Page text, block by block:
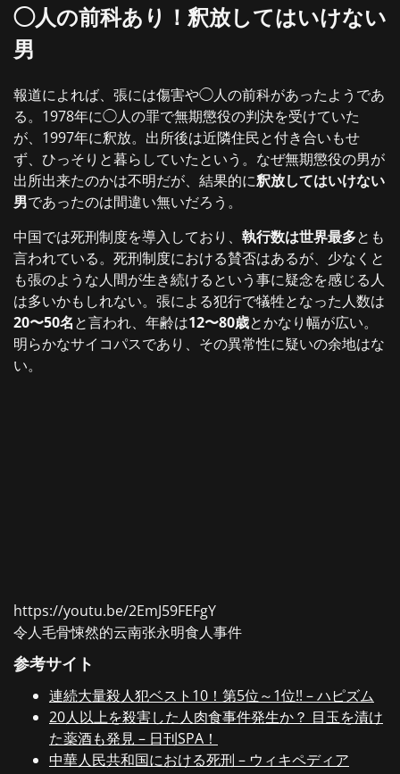
◯人の前科あり！釈放してはいけない
男
報道によれば、張には傷害や◯人の前科があったようであ
る。1978年に◯人の罪で無期懲役の判決を受けていた
が、1997年に釈放。出所後は近隣住民と付き合いもせ
ず、ひっそりと暮らしていたという。なぜ無期懲役の男が
出所出来たのかは不明だが、結果的に釈放してはいけない
男であったのは間違い無いだろう。
中国では死刑制度を導入しており、 執行数は世界最多とも
言われている。死刑制度における賛否はあるが、少なくと
も張のような人間が生き続けるという事に疑念を感じる人
は多いかもしれない。張による犯行で犠牲となった人数は
20〜50名と言われ、年齢は12〜80歳とかなり幅が広い。
明らかなサイコパスであり、その異常性に疑いの余地はな
い。
https://youtu.be/2EmJ59FEFgY
令人毛骨悚然的云南张永明食人事件
参考サイト
連続大量殺人犯ベスト10！第5位～1位!! – ハピズム
20人以上を殺害した人肉食事件発生か？ 目玉を漬け
た薬酒も発見 – 日刊SPA！
中華人民共和国における死刑 – ウィキペディア